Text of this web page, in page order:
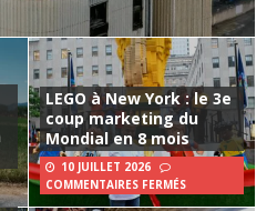
LEGO à New York : le 3e
coup marketing du
Mondial en 8 mois
10 JUILLET 2026
COMMENTAIRES FERMÉS